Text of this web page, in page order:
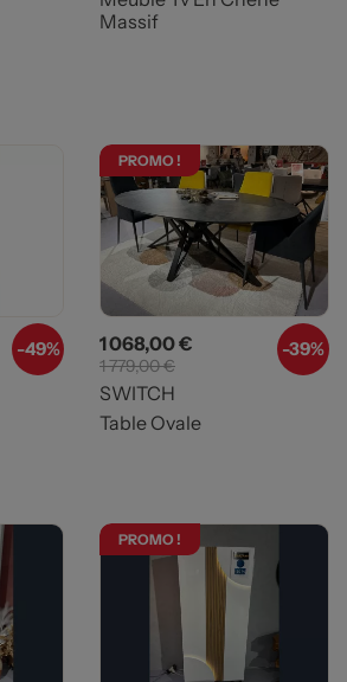
Massif
-49%
PROMO !
-39%
Prix
1 068,00 € Prix de base
1 779,00 €
SWITCH
Table Ovale
PROMO !